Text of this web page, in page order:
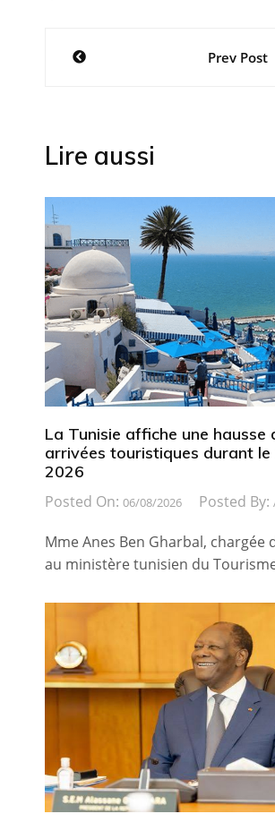
NavigationPrev Post
Lire aussi
La Tunisie affiche une hausse
arrivées touristiques durant
2026
Posted On: 06/08/2026 Posted By:
Mme Anes Ben Gharbal,
au ministère tunisien du